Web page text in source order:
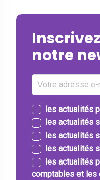
notre
les actualités
les actualités
les actualités
les actualités
les actualités
comptables et les